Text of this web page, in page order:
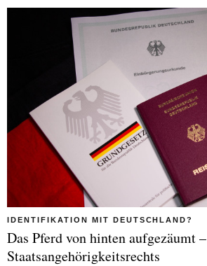
IDENTIFIKATION MIT DEUTSCHLAND?
Das Pferd von hinten aufgezäumt
Staatsangehörigkeitsrechts